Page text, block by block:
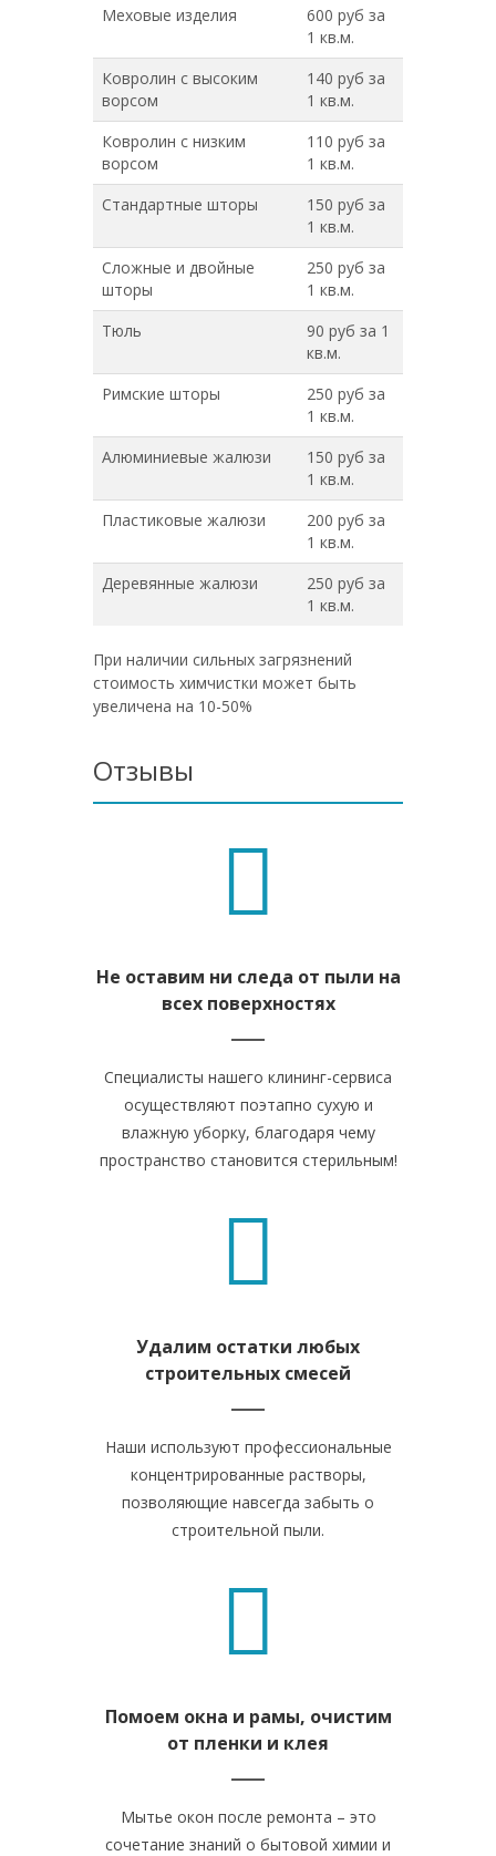
Меховые изделия
600 руб за
1 кв.м.
Ковролин с высоким
ворсом
140 руб за
1 кв.м.
Ковролин с низким
ворсом
110 руб за
1 кв.м.
Стандартные шторы
150 руб за
1 кв.м.
Сложные и двойные
шторы
250 руб за
1 кв.м.
Тюль
90 руб за 1
кв.м.
Римские шторы
250 руб за
1 кв.м.
Алюминиевые жалюзи
150 руб за
1 кв.м.
Пластиковые жалюзи
200 руб за
1 кв.м.
Деревянные жалюзи
250 руб за
1 кв.м.
При наличии сильных загрязнений
стоимость химчистки может быть
увеличена на 10-50%
Отзывы
Не оставим ни следа от пыли на
всех поверхностях
Специалисты нашего клининг-сервиса
осуществляют поэтапно сухую и
влажную уборку, благодаря чему
пространство становится стерильным!
Удалим остатки любых
строительных смесей
Наши используют профессиональные
концентрированные растворы,
позволяющие навсегда забыть о
строительной пыли.
Помоем окна и рамы, очистим
от пленки и клея
Мытье окон после ремонта – это
сочетание знаний о бытовой химии и